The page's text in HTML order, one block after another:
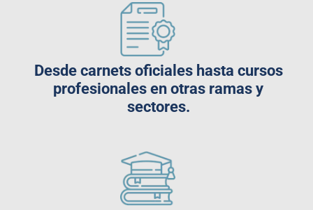
Desde carnets oficiales hasta cursos
profesionales en otras ramas y
sectores.